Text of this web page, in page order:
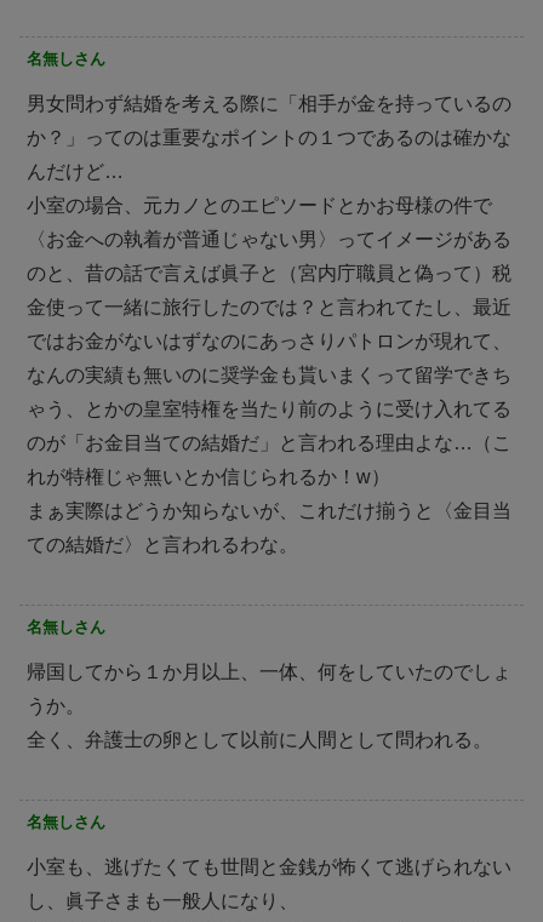
名無しさん
男女問わず結婚を考える際に「相手が金を持っているの
か？」ってのは重要なポイントの１つであるのは確かな
んだけど…
小室の場合、元カノとのエピソードとかお母様の件で
〈お金への執着が普通じゃない男〉ってイメージがある
のと、昔の話で言えば眞子と（宮内庁職員と偽って）税
金使って一緒に旅行したのでは？と言われてたし、最近
ではお金がないはずなのにあっさりパトロンが現れて、
なんの実績も無いのに奨学金も貰いまくって留学できち
ゃう、とかの皇室特権を当たり前のように受け入れてる
のが「お金目当ての結婚だ」と言われる理由よな…（こ
れが特権じゃ無いとか信じられるか！w）
まぁ実際はどうか知らないが、これだけ揃うと〈金目当
ての結婚だ〉と言われるわな。
名無しさん
帰国してから１か月以上、一体、何をしていたのでしょ
うか。
全く、弁護士の卵として以前に人間として問われる。
名無しさん
小室も、逃げたくても世間と金銭が怖くて逃げられない
し、眞子さまも一般人になり、